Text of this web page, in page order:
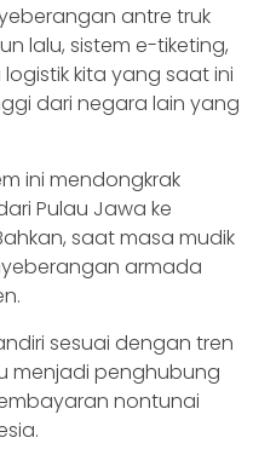
antre truk
lalu, sistem e-tiketing,
kita yang saat ini
dari negara lain yang
ini mendongkrak
Pulau Jawa ke
saat masa mudik
armada
sesuai dengan tren
menjadi penghubung
nontunai